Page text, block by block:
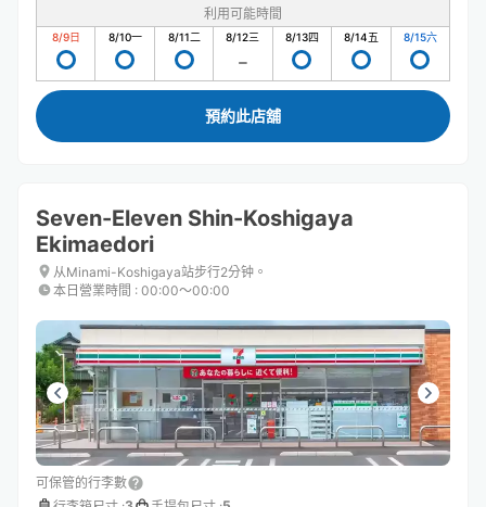
利用可能時間
8/9日 8/10一 8/11二 8/12三 8/13四 8/14五 8/15六
預約此店舖
Seven-Eleven Shin-Koshigaya
Ekimaedori
从Minami-Koshigaya站步行2分钟。
本日營業時間 : 00:00〜00:00
可保管的行李數